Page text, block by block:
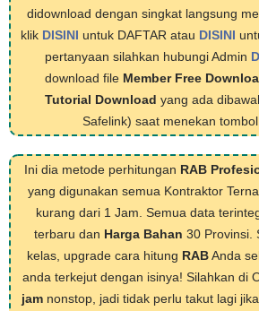
didownload dengan singkat langsung
klik DISINI untuk DAFTAR atau DISINI
pertanyaan silahkan hubungi Admin
download file Member Free
Tutorial Download yang ada
Safelink) saat menekan tombol
Ini dia metode perhitungan RAB
yang digunakan semua Kontraktor
kurang dari 1 Jam. Semua data
terbaru dan Harga Bahan 30 Provinsi.
kelas, upgrade cara hitung RABAnda
anda terkejut dengan isinya! Silahkan di
jamnonstop, jadi tidak perlu takut lagi